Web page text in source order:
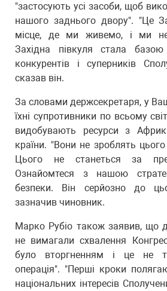
"застосують усі засоби, щоб
нашого заднього двору". "Це
місце, де ми живемо, і ми
Західна півкуля стала
конкурентів і суперників
сказав він.
За словами держсекретаря, у
їхні супротивники по всьому
видобувають ресурси з
країни. "Вони не зроблять цього
Цього не станеться за
Ознайомтеся з нашою
безпеки. Він серйозно до
зазначив чиновник.
Марко Рубіо також заявив, що
не вимагали схвалення
було вторгненням і це не
операція". "Перші кроки
національних інтересів